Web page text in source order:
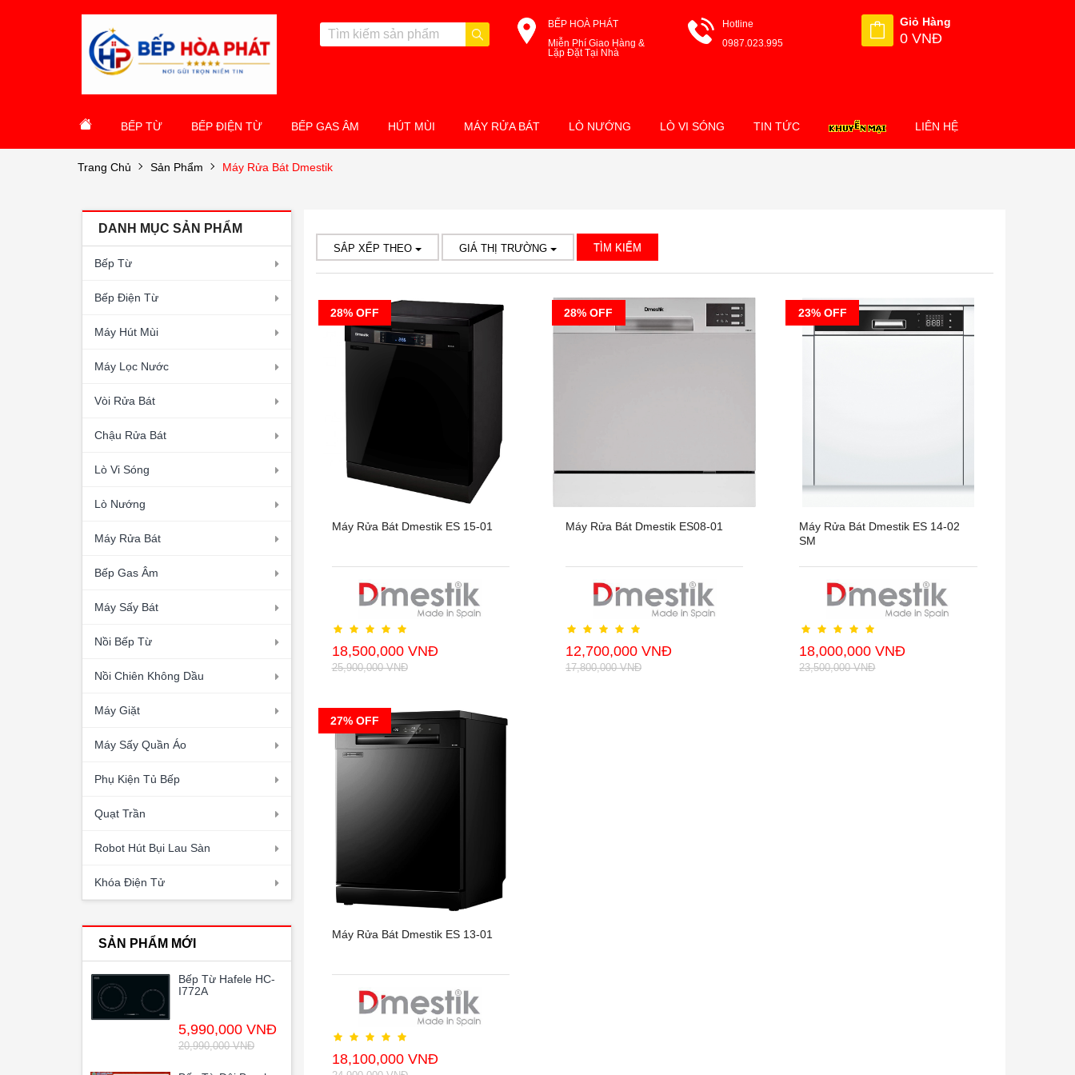
BẾP HOÀ PHÁT
Miễn Phí Giao Hàng &
Lặp Đặt Tại Nhà
Hotline
0987.023.995
Giỏ Hàng
0 VNĐ
BẾP TỪ BẾP ĐIỆN TỪ BẾP GAS ÂM HÚT MÙI MÁY RỬA BÁT LÒ NƯỚNG LÒ VI SÓNG TIN TỨC LIÊN HỆ
Trang Chủ Sản Phẩm Máy Rửa Bát Dmestik
DANH MỤC SẢN PHẨM
Bếp Từ
Bếp Điện Từ
Máy Hút Mùi
Máy Lọc Nước
Vòi Rửa Bát
Chậu Rửa Bát
Lò Vi Sóng
Lò Nướng
Máy Rửa Bát
Bếp Gas Âm
Máy Sấy Bát
Nồi Bếp Từ
Nồi Chiên Không Dầu
Máy Giặt
Máy Sấy Quần Áo
Phụ Kiện Tủ Bếp
Quạt Trần
Robot Hút Bụi Lau Sàn
Khóa Điện Tử
SẢN PHẨM MỚI
Bếp Từ Hafele HC-
I772A
5,990,000 VNĐ
20,990,000 VNĐ
SẮP XẾP THEO GIÁ THỊ TRƯỜNG TÌM KIẾM
28% OFF
Máy Rửa Bát Dmestik ES 15-01
18,500,000 VNĐ
25,900,000 VNĐ
28% OFF
Máy Rửa Bát Dmestik ES08-01
12,700,000 VNĐ
17,800,000 VNĐ
23% OFF
Máy Rửa Bát Dmestik ES 14-02
SM
18,000,000 VNĐ
23,500,000 VNĐ
27% OFF
Máy Rửa Bát Dmestik ES 13-01
18,100,000 VNĐ